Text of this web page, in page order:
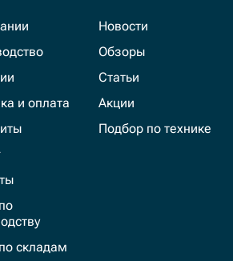
и оплата
складам
Новости
Обзоры
Статьи
Акции
Подбор по технике